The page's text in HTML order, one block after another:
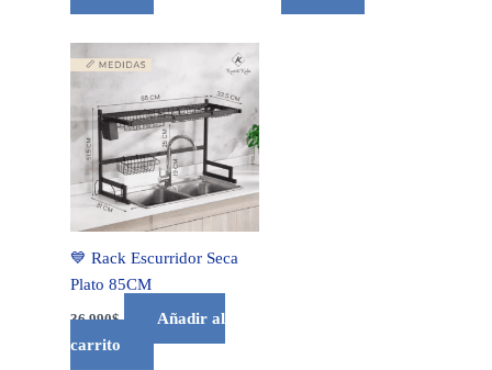
💙 Rack Escurridor Seca
Plato 85CM
36.990$
Añadir al
carrito